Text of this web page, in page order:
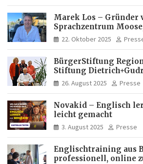
Marek Los – Gründer
Sprachzentrum
Italia und
Internationaler
22. Oktober 2025
BürgerStiftung
Stiftung
Deutschkenntnisse
26. August 2025 Presse
Novakid – Englisch
leicht gemacht
3. August 2025 Presse
Englischtraining aus
professionell, online